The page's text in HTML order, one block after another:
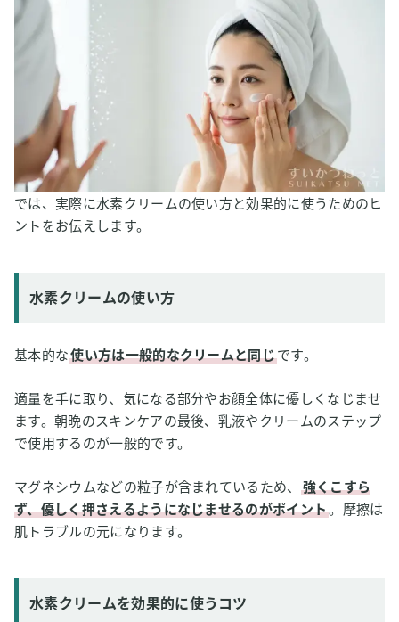
では、実際に水素クリームの使い方と効果的に使うためのヒ
ントをお伝えします。
水素クリームの使い方
基本的な使い方は一般的なクリームと同じです。
適量を手に取り、気になる部分やお顔全体に優しくなじませ
ます。朝晩のスキンケアの最後、乳液やクリームのステップ
で使用するのが一般的です。
マグネシウムなどの粒子が含まれているため、
強くこすら
ず、優しく押さえるようになじませるのがポイント。摩擦は
肌トラブルの元になります。
水素クリームを効果的に使うコツ